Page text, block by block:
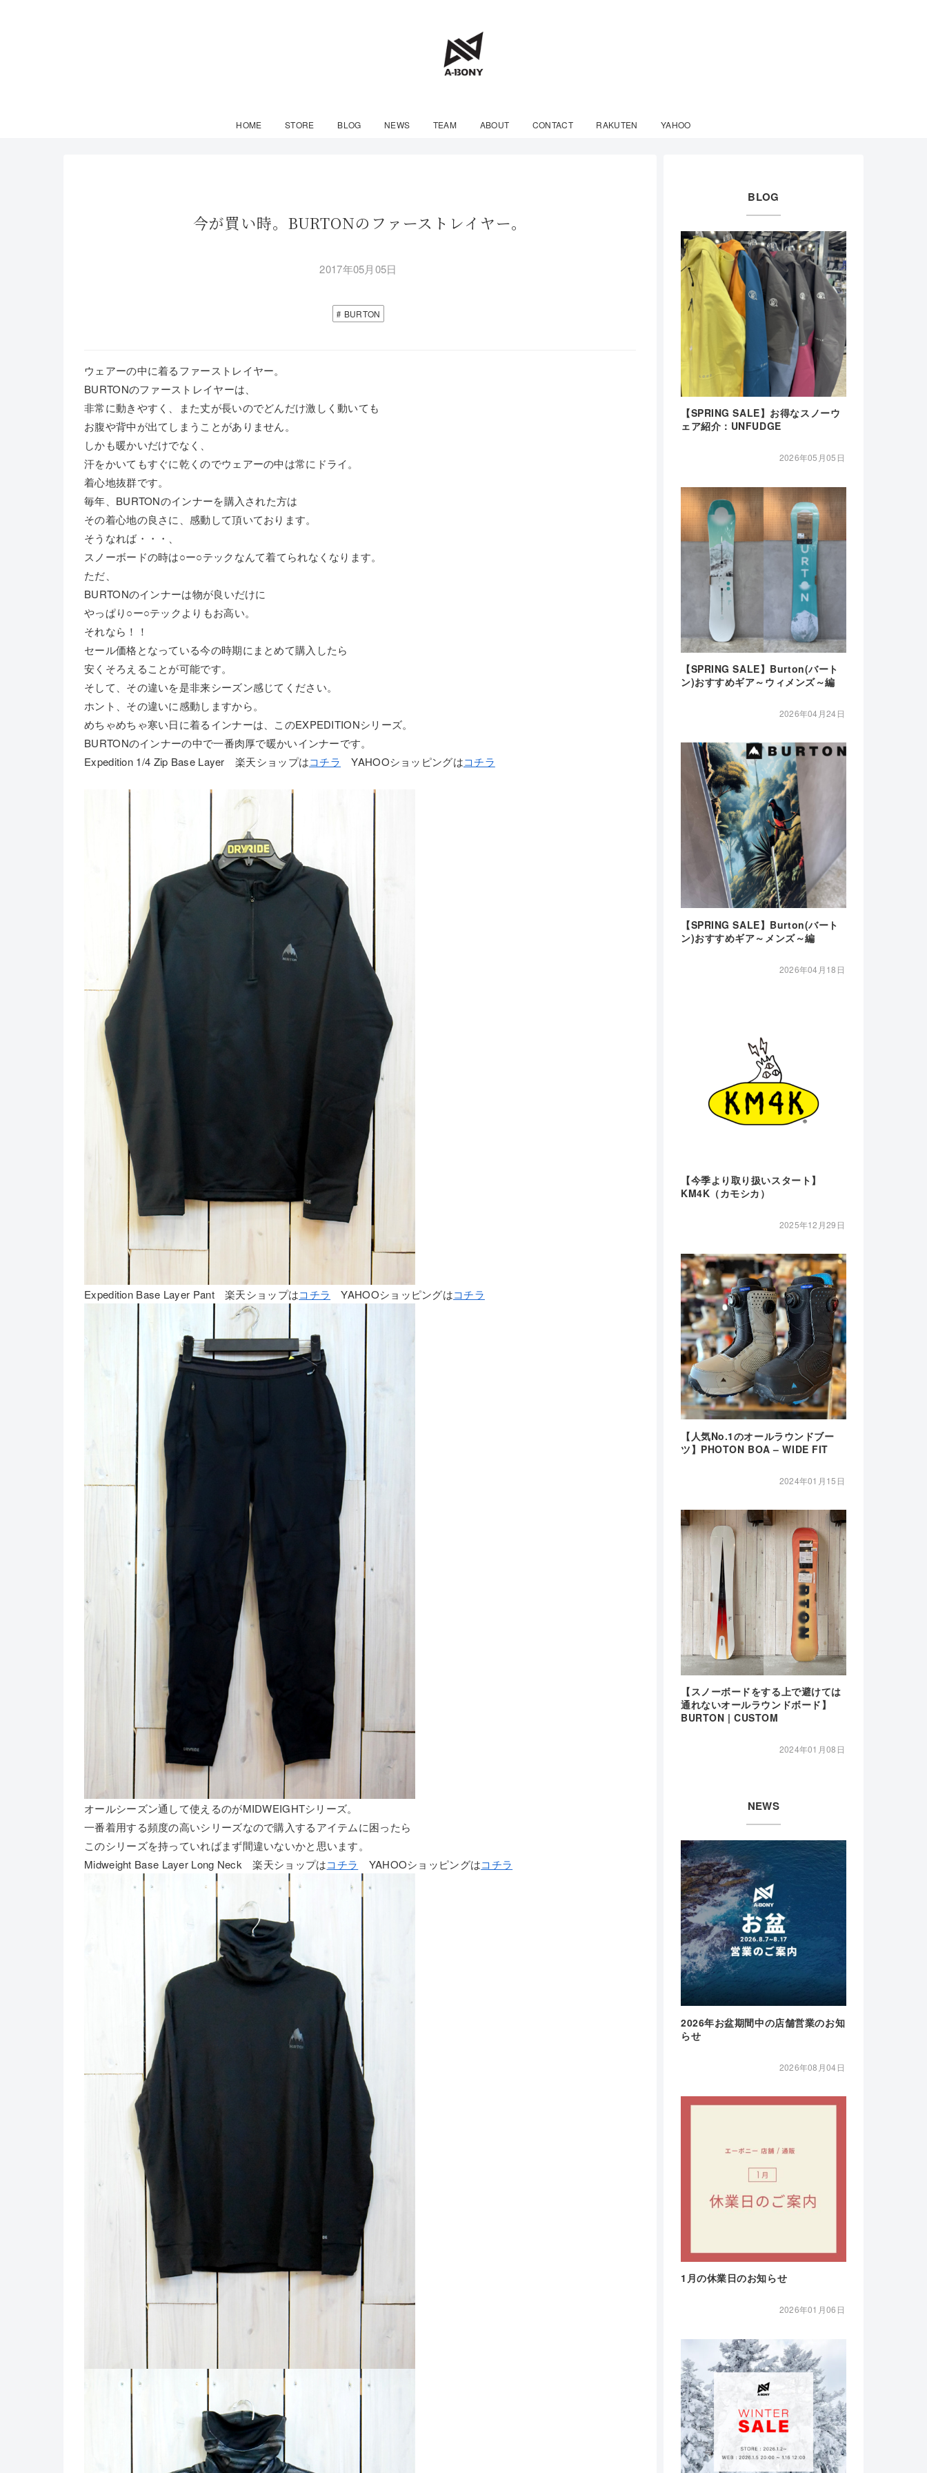
HOME STORE BLOG NEWS TEAM ABOUT CONTACT RAKUTEN YAHOO
今が買い時。BURTONのファーストレイヤー。
2017年05月05日
BURTON
ウェアーの中に着るファーストレイヤー。
BURTONのファーストレイヤーは、
非常に動きやすく、また丈が長いのでどんだけ激しく動いても
お腹や背中が出てしまうことがありません。
しかも暖かいだけでなく、
汗をかいてもすぐに乾くのでウェアーの中は常にドライ。
着心地抜群です。
毎年、BURTONのインナーを購入された方は
その着心地の良さに、感動して頂いております。
そうなれば・・・、
スノーボードの時は○ー○テックなんて着てられなくなります。
ただ、
BURTONのインナーは物が良いだけに
やっぱり○ー○テックよりもお高い。
それなら！！
セール価格となっている今の時期にまとめて購入したら
安くそろえることが可能です。
そして、その違いを是非来シーズン感じてください。
ホント、その違いに感動しますから。
めちゃめちゃ寒い日に着るインナーは、このEXPEDITIONシリーズ。
BURTONのインナーの中で一番肉厚で暖かいインナーです。
Expedition 1/4 Zip Base Layer 楽天ショップはコチラ YAHOOショッピングはコチラ
Expedition Base Layer Pant 楽天ショップはコチラ YAHOOショッピングはコチラ
オールシーズン通して使えるのがMIDWEIGHTシリーズ。
一番着用する頻度の高いシリーズなので購入するアイテムに困ったら
このシリーズを持っていればまず間違いないかと思います。
Midweight Base Layer Long Neck 楽天ショップはコチラ YAHOOショッピングはコチラ
BLOG
【SPRING SALE】お得なスノーウ
ェア紹介：UNFUDGE
2026年05月05日
【SPRING SALE】Burton(バート
ン)おすすめギア～ウィメンズ～編
2026年04月24日
【SPRING SALE】Burton(バート
ン)おすすめギア～メンズ～編
2026年04月18日
【今季より取り扱いスタート】
KM4K（カモシカ）
2025年12月29日
【人気No.1のオールラウンドブー
ツ】PHOTON BOA – WIDE FIT
2024年01月15日
【スノーボードをする上で避けては
通れないオールラウンドボード】
BURTON | CUSTOM
2024年01月08日
NEWS
2026年お盆期間中の店舗営業のお知
らせ
2026年08月04日
1月の休業日のお知らせ
2026年01月06日